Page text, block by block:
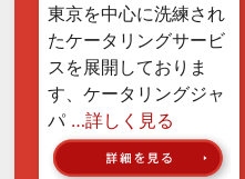
東京を中心に洗練され
たケータリングサービ
スを展開しておりま
す、ケータリングジャ
パ …詳しく見る